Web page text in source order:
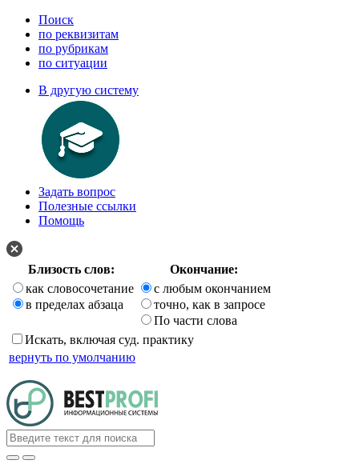
Поиск
по реквизитам
по рубрикам
по ситуации
В другую систему
Задать вопрос
Полезные ссылки
Помощь
Близость слов:
Окончание:
как словосочетание
в пределах абзаца
с любым окончанием
точно, как в запросе
По части слова
Искать, включая суд. практику
вернуть по умолчанию